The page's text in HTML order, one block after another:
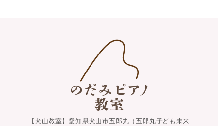
【犬山教室】愛知県犬山市五郎丸（五郎丸子ども未来